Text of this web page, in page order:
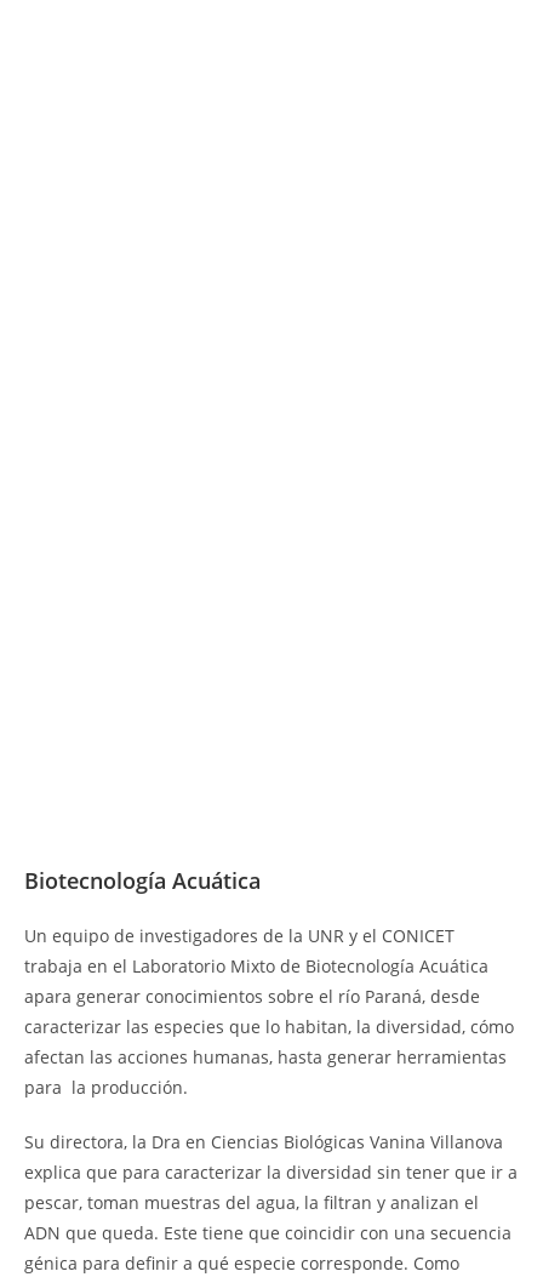
Biotecnología Acuática
Un equipo de investigadores de la UNR y el CONICET
trabaja en el Laboratorio Mixto de Biotecnología Acuática
apara generar conocimientos sobre el río Paraná, desde
caracterizar las especies que lo habitan, la diversidad, cómo
afectan las acciones humanas, hasta generar herramientas
para la producción.
Su directora, la Dra en Ciencias Biológicas Vanina Villanova
explica que para caracterizar la diversidad sin tener que ir a
pescar, toman muestras del agua, la filtran y analizan el
ADN que queda. Este tiene que coincidir con una secuencia
génica para definir a qué especie corresponde. Como